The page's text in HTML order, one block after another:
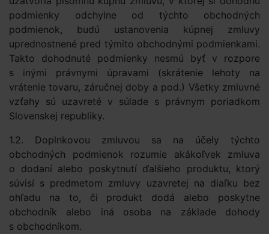
podmienky odchylne od týchto obchodných
podmienok, budú ustanovenia kúpnej zmluvy
uprednostnené pred týmito obchodnými podmienkami.
Takto dohodnuté podmienky nesmú byť v rozpore
s inými právnymi úpravami (skrátenie lehoty na
vrátenie tovaru, záručnej doby a pod.) Všetky zmluvné
vzťahy sú uzavreté v súlade s právnym poriadkom
Slovenskej republiky.
1.2. Doplnkovou zmluvou sa na účely týchto
obchodných podmienok rozumie akákoľvek zmluva
o dodaní alebo poskytnutí ďalšieho produktu, ktorý
súvisí s predmetom zmluvy uzavretej na diaľku bez
ohľadu na to, či produkt dodá alebo poskytne
obchodník alebo iná osoba na základe dohody
s obchodníkom.